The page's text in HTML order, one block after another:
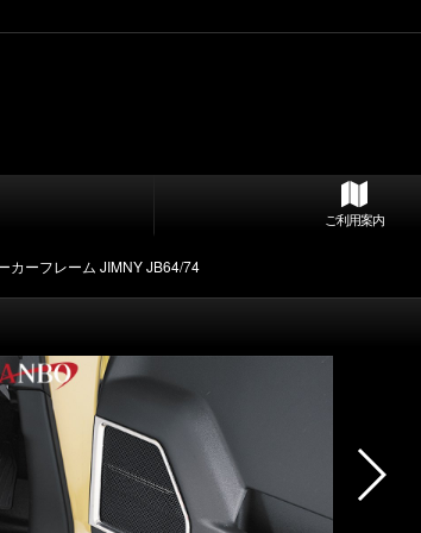
ご利用案内
カーフレーム JIMNY JB64/74